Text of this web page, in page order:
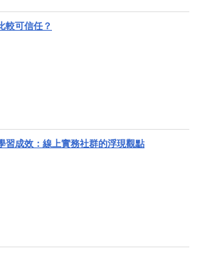
較可信任？
習成效：線上實務社群的浮現觀點